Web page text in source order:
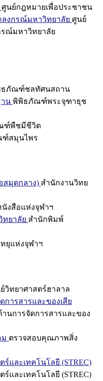
ศูนย์กฎหมายเพื่อประชาชน
ลงกรณ์มหาวิทยาลัย ศูนย์
รณ์มหาวิทยาลัย
ภัณฑ์ชลทัศนสถาน
น พิพิธภัณฑ์พระจุฑาธุช
ฑ์พืชมีชีวิต
สมุนไพร
สมุดกลาง) สำนักงานวิทย
งสือแห่งจุฬาฯ
ยาลัย สำนักพิมพ์
ยุแห่งจุฬาฯ
วิทยาศาสตร์ฮาลาล
การสารและของเสีย
านการจัดการสารและของ
ตรวจสอบคุณภาพสิ่ง
และเทคโนโลยี (STREC)
และเทคโนโลยี (STREC)